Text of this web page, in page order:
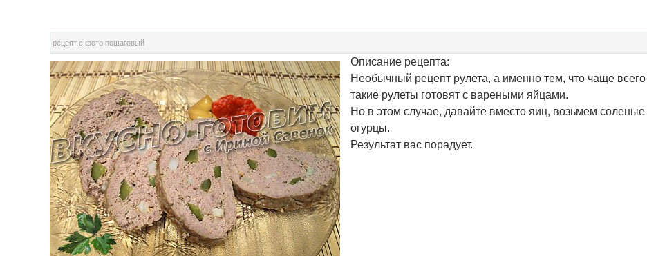
рецепт с фото пошаговый
Описание рецепта:
Необычный рецепт рулета, а именно тем, что чаще всего
такие рулеты готовят с вареными яйцами.
Но в этом случае, давайте вместо яиц, возьмем соленые
огурцы.
Результат вас порадует.